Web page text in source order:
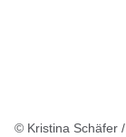
© Kristina Schäfer